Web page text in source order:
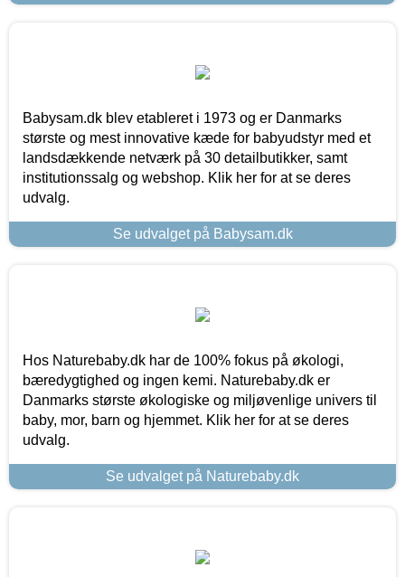
Babysam.dk blev etableret i 1973 og er Danmarks
største og mest innovative kæde for babyudstyr med et
landsdækkende netværk på 30 detailbutikker, samt
institutionssalg og webshop. Klik her for at se deres
udvalg.
Se udvalget på Babysam.dk
Hos Naturebaby.dk har de 100% fokus på økologi,
bæredygtighed og ingen kemi. Naturebaby.dk er
Danmarks største økologiske og miljøvenlige univers til
baby, mor, barn og hjemmet. Klik her for at se deres
udvalg.
Se udvalget på Naturebaby.dk